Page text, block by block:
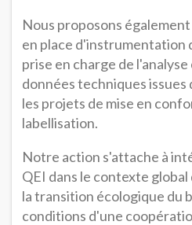
Nous proposons
en place d'instrumentation
prise en charge de
données techniques
les projets de mise en
labellisation.
Notre action s'attache à
QEI dans le contexte
la transition écologique du
conditions d'une